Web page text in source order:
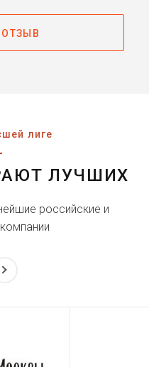
лиге
ЛУЧШИХ
российские и